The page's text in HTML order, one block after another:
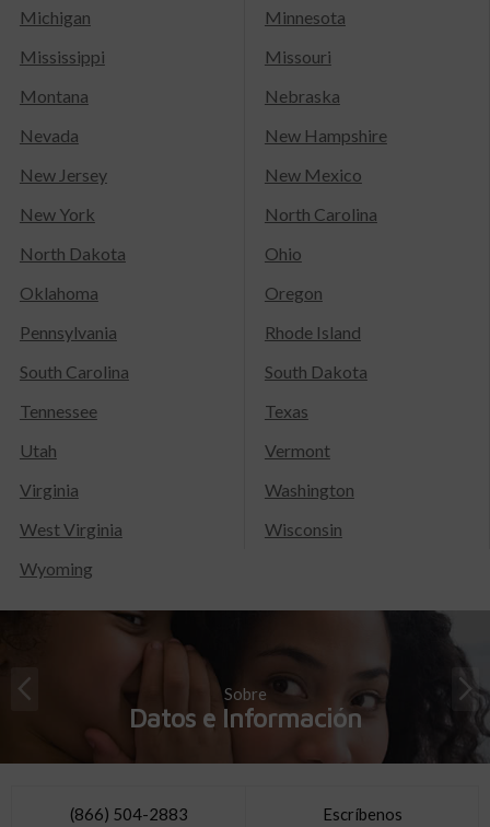
Michigan
Minnesota
Mississippi
Missouri
Montana
Nebraska
Nevada
New Hampshire
New Jersey
New Mexico
New York
North Carolina
North Dakota
Ohio
Oklahoma
Oregon
Pennsylvania
Rhode Island
South Carolina
South Dakota
Tennessee
Texas
Utah
Vermont
Virginia
Washington
West Virginia
Wisconsin
Wyoming
Sobre
Datos e Información
(866) 504-2883 Escríbenos